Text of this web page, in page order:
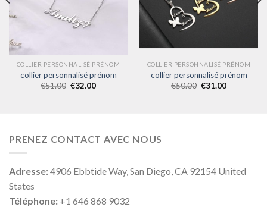
COLLIER PERSONNALISÉ PRÉNOM
collier personnalisé prénom
€51.00 €32.00
COLLIER PERSONNALISÉ PRÉNOM
collier personnalisé prénom
€50.00 €31.00
PRENEZ CONTACT AVEC NOUS
Adresse:4906 Ebbtide Way, San Diego, CA 92154 United
States
Téléphone: +1 646 868 9032